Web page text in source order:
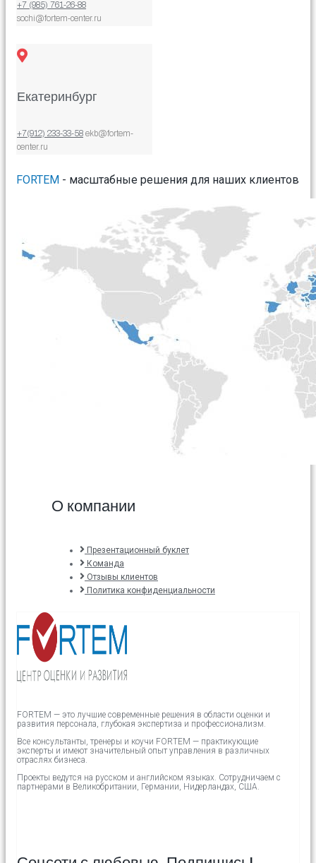
+7 (985) 761-26-88
sochi@fortem-center.ru
Екатеринбург
+7(912) 233-33-58 ekb@fortem-
center.ru
FORTEM - масштабные решения для наших клиентов
О компании
Презентационный буклет
Команда
Отзывы клиентов
Политика конфиденциальности
FORTEM — это лучшие современные решения в области оценки и
развития персонала, глубокая экспертиза и профессионализм.
Все консультанты, тренеры и коучи FORTEM — практикующие
эксперты и имеют значительный опыт управления в различных
отраслях бизнеса.
Проекты ведутся на русском и английском языках. Сотрудничаем с
партнерами в Великобритании, Германии, Нидерландах, США.